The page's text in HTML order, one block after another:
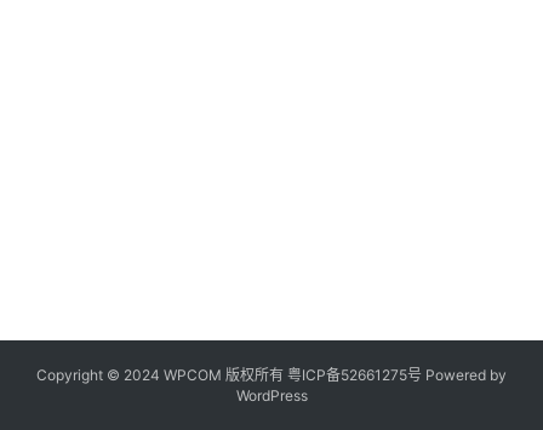
Copyright © 2024 WPCOM 版权所有 粤ICP备52661275号 Powered by
WordPress